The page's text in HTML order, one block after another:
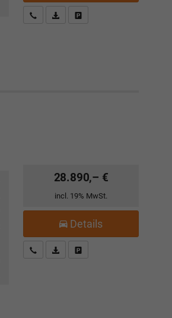
Kostenloser Rückruf-Service
PDF-Datei, Fahrzeugexposé
28.890,– €
incl. 19% MwSt.
Details
Kostenloser Rückruf-Service
PDF-Datei, Fahrzeugexposé